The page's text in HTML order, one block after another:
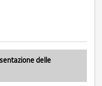
delle